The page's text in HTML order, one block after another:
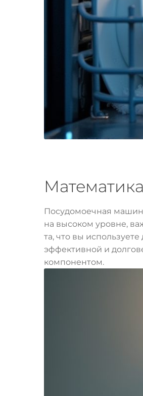
Посудомоечная
на высоком уровне,
та, что вы
эффективной и
компонентом.